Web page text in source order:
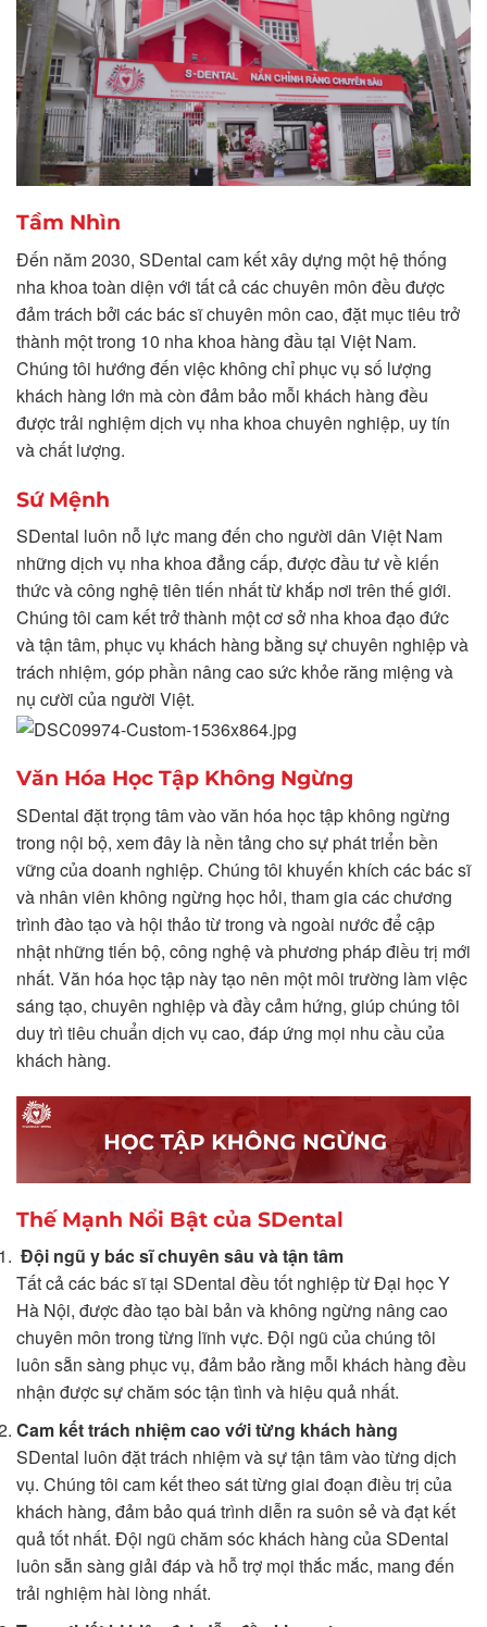
Tầm Nhìn
Đến năm 2030, SDental cam kết xây dựng một hệ thống
nha khoa toàn diện với tất cả các chuyên môn đều được
đảm trách bởi các bác sĩ chuyên môn cao, đặt mục tiêu trở
thành một trong 10 nha khoa hàng đầu tại Việt Nam.
Chúng tôi hướng đến việc không chỉ phục vụ số lượng
khách hàng lớn mà còn đảm bảo mỗi khách hàng đều
được trải nghiệm dịch vụ nha khoa chuyên nghiệp, uy tín
và chất lượng.
Sứ Mệnh
SDental luôn nỗ lực mang đến cho người dân Việt Nam
những dịch vụ nha khoa đẳng cấp, được đầu tư về kiến
thức và công nghệ tiên tiến nhất từ khắp nơi trên thế giới.
Chúng tôi cam kết trở thành một cơ sở nha khoa đạo đức
và tận tâm, phục vụ khách hàng bằng sự chuyên nghiệp và
trách nhiệm, góp phần nâng cao sức khỏe răng miệng và
nụ cười của người Việt.
Văn Hóa Học Tập Không Ngừng
SDental đặt trọng tâm vào văn hóa học tập không ngừng
trong nội bộ, xem đây là nền tảng cho sự phát triển bền
vững của doanh nghiệp. Chúng tôi khuyến khích các bác sĩ
và nhân viên không ngừng học hỏi, tham gia các chương
trình đào tạo và hội thảo từ trong và ngoài nước để cập
nhật những tiến bộ, công nghệ và phương pháp điều trị mới
nhất. Văn hóa học tập này tạo nên một môi trường làm việc
sáng tạo, chuyên nghiệp và đầy cảm hứng, giúp chúng tôi
duy trì tiêu chuẩn dịch vụ cao, đáp ứng mọi nhu cầu của
khách hàng.
Thế Mạnh Nổi Bật của SDental
Đội ngũ y bác sĩ chuyên sâu và tận tâm
Tất cả các bác sĩ tại SDental đều tốt nghiệp từ Đại học Y
Hà Nội, được đào tạo bài bản và không ngừng nâng cao
chuyên môn trong từng lĩnh vực. Đội ngũ của chúng tôi
luôn sẵn sàng phục vụ, đảm bảo rằng mỗi khách hàng đều
nhận được sự chăm sóc tận tình và hiệu quả nhất.
Cam kết trách nhiệm cao với từng khách hàng
SDental luôn đặt trách nhiệm và sự tận tâm vào từng dịch
vụ. Chúng tôi cam kết theo sát từng giai đoạn điều trị của
khách hàng, đảm bảo quá trình diễn ra suôn sẻ và đạt kết
quả tốt nhất. Đội ngũ chăm sóc khách hàng của SDental
luôn sẵn sàng giải đáp và hỗ trợ mọi thắc mắc, mang đến
trải nghiệm hài lòng nhất.